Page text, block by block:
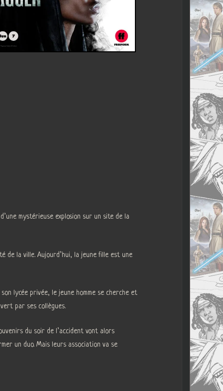
mystérieuse explosion sur un site de la
de la ville. Aujourd’hui, la jeune fille est une
lycée privée, le jeune homme se cherche et
par ses collègues.
du soir de l’accident vont alors
un duo. Mais leurs association va se